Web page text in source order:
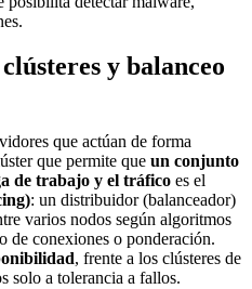
y balanceo
que actúan de forma
que permite que un conjunto
de trabajo y el tráfico es el
: un distribuidor (balanceador)
varios nodos según algoritmos
de conexiones o ponderación.
, frente a los clústeres de
solo a tolerancia a fallos.